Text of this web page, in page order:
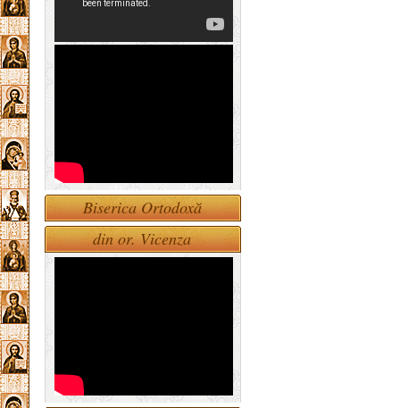
Biserica Ortodoxă
din or. Vicenza